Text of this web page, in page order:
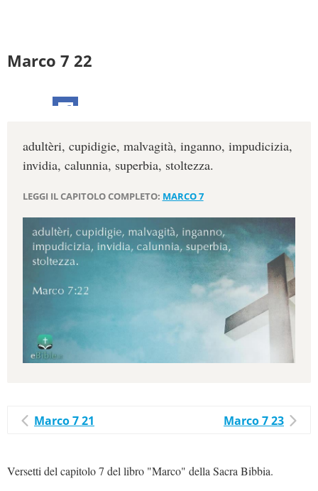
Marco 7 22
adultèri, cupidigie, malvagità, inganno, impudicizia,
invidia, calunnia, superbia, stoltezza.
LEGGI IL CAPITOLO COMPLETO: MARCO 7
Marco 7 21 Marco 7 23
Versetti del capitolo 7 del libro "Marco" della Sacra Bibbia.